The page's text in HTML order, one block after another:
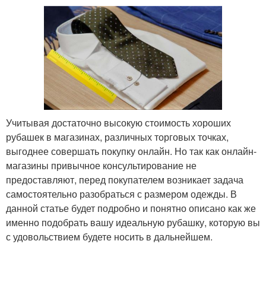
Учитывая достаточно высокую стоимость хороших
рубашек в магазинах, различных торговых точках,
выгоднее совершать покупку онлайн. Но так как онлайн-
магазины привычное консультирование не
предоставляют, перед покупателем возникает задача
самостоятельно разобраться с размером одежды. В
данной статье будет подробно и понятно описано как же
именно подобрать вашу идеальную рубашку, которую вы
с удовольствием будете носить в дальнейшем.